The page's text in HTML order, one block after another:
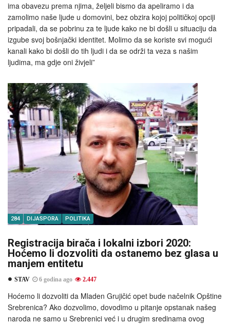
ima obavezu prema njima, željeli bismo da apeliramo i da
zamolimo naše ljude u domovini, bez obzira kojoj političkoj opciji
pripadali, da se pobrinu za te ljude kako ne bi došli u situaciju da
izgube svoj bošnjački identitet. Molimo da se koriste svi mogući
kanali kako bi došli do tih ljudi i da se održi ta veza s našim
ljudima, ma gdje oni živjeli”
284 DIJASPORA POLITIKA
Registracija birača i lokalni izbori 2020:
Hoćemo li dozvoliti da ostanemo bez glasa u
manjem entitetu
STAV 6 godina ago 2.447
Hoćemo li dozvoliti da Mladen Grujičić opet bude načelnik Opštine
Srebrenica? Ako dozvolimo, dovodimo u pitanje opstanak našeg
naroda ne samo u Srebrenici već i u drugim sredinama ovog